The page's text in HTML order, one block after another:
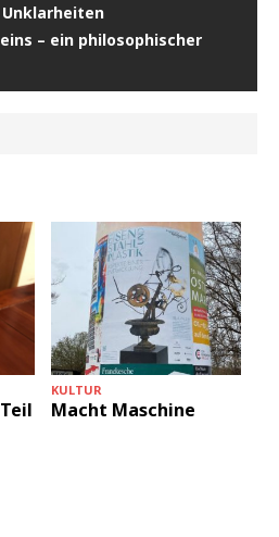
– ein philosophischer
KULTUR
Macht Maschine